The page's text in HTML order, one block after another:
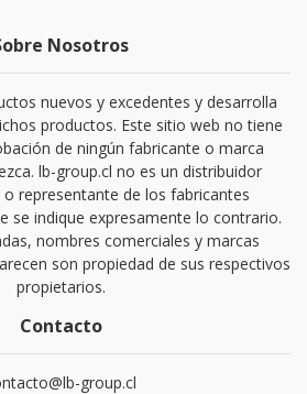
Nosotros
nuevos y excedentes y desarrolla
productos. Este sitio web no tiene
de ningún fabricante o marca
lb-group.cl no es un distribuidor
o representante de los fabricantes
se indique expresamente lo contrario.
nombres comerciales y marcas
son propiedad de sus respectivos
propietarios.
Contacto
group.cl